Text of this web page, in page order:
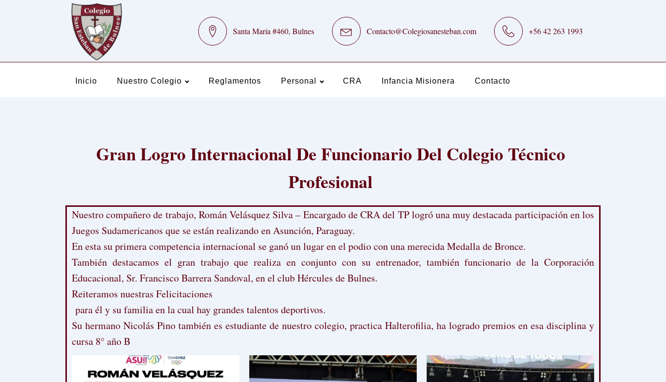
Santa María #460, Bulnes Contacto@Colegiosanesteban.com +56 42 263 1993
Inicio Nuestro Colegio Reglamentos Personal CRA Infancia Misionera Contacto
Gran Logro Internacional De Funcionario Del Colegio Técnico
Profesional
Nuestro compañero de trabajo, Román Velásquez Silva – Encargado de CRA del TP logró una muy destacada participación en los
Juegos Sudamericanos que se están realizando en Asunción, Paraguay.
En esta su primera competencia internacional se ganó un lugar en el podio con una merecida Medalla de Bronce.
También destacamos el gran trabajo que realiza en conjunto con su entrenador, también funcionario de la Corporación
Educacional, Sr. Francisco Barrera Sandoval, en el club Hércules de Bulnes.
Reiteramos nuestras Felicitaciones
para él y su familia en la cual hay grandes talentos deportivos.
Su hermano Nicolás Pino también es estudiante de nuestro colegio, practica Halterofilia, ha logrado premios en esa disciplina y
cursa 8° año B